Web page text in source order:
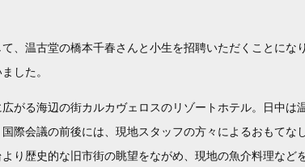
、温古堂の橋本千春さんと小生を招聘いただくことにな
した。
がる海辺の街カルカヴェロスのリゾートホテル。日中は
際会議の前後には、現地スタッフの方々によるおもてな
り歴史的な旧市街の眺望をながめ、現地の魚介料理など